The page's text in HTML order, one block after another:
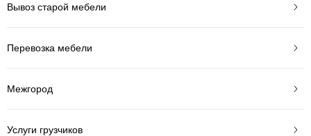
Вывоз старой мебели
Перевозка мебели
Межгород
Услуги грузчиков